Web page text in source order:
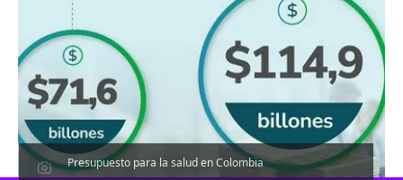
Presupuesto para la salud en Colombia